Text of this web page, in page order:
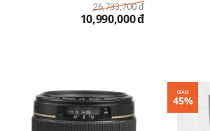
26,733,700 đ
10,990,000đ
GIẢM
45%